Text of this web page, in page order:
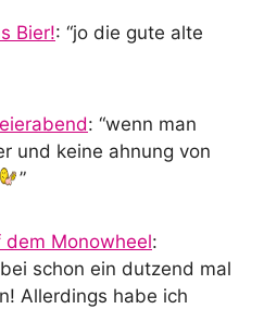
Bier!: “jo die gute alte
: “wenn man
und keine ahnung von
”
dem Monowheel:
schon ein dutzend mal
Allerdings habe ich